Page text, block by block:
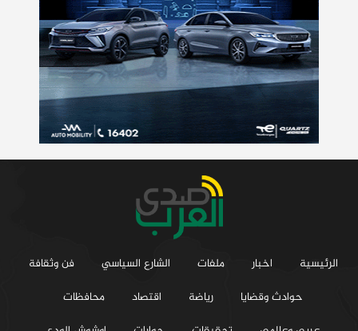
الرئيسية اخبار ملفات الشارع السياسي
فن وثقافة
حوادث وقضايا
رياضة اقتصاد
محافظات